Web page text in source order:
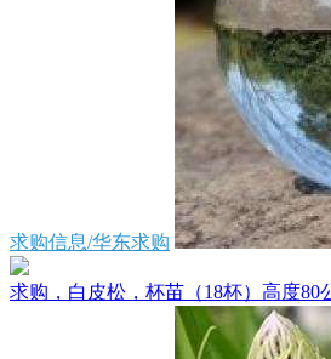
求购信息/华东求购
求购，白皮松，杯苗（18杯）高度80